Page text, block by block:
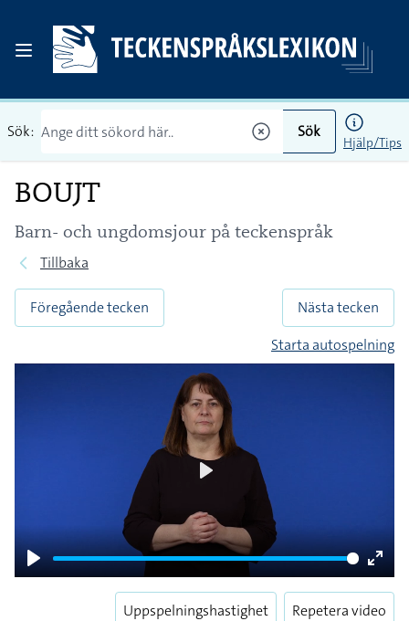
Sök: Sök
Hjälp/Tips
BOUJT
Barn- och ungdomsjour på teckenspråk
Tillbaka
Föregående tecken
Nästa tecken
Starta autospelning
Play
Enter
Uppspelningshastighet Repetera video